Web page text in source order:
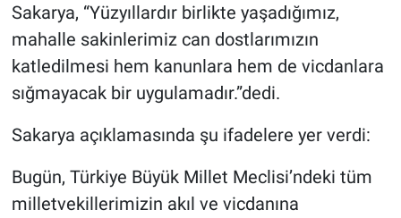
Sakarya, “Yüzyıllardır birlikte yaşadığımız,
mahalle sakinlerimiz can dostlarımızın
katledilmesi hem kanunlara hem de vicdanlara
sığmayacak bir uygulamadır.”dedi.
Sakarya açıklamasında şu ifadelere yer verdi:
Bugün, Türkiye Büyük Millet Meclisi’ndeki tüm
milletvekillerimizin akıl ve vicdanına